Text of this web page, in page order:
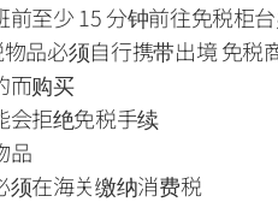
至少 15 分钟前往免税柜台
品必须自行携带出境 免
而购买
会拒绝免税手续
品
须在海关缴纳消费税